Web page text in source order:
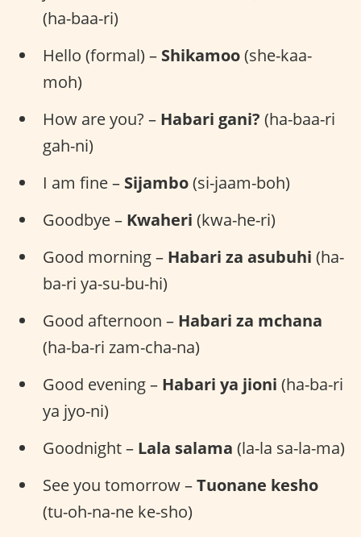
(ha-baa-ri)
Hello (formal) – Shikamoo(she-kaa-
moh)
How are you? – Habari gani? (ha-baa-ri
gah-ni)
I am fine – Sijambo(si-jaam-boh)
Goodbye – Kwaheri (kwa-he-ri)
Good morning – Habari za asubuhi (ha-
ba-ri ya-su-bu-hi)
Good afternoon – Habari za mchana
(ha-ba-ri zam-cha-na)
Good evening – Habari ya jioni (ha-ba-ri
ya jyo-ni)
Goodnight – Lala salama (la-la sa-la-ma)
See you tomorrow –Tuonane kesho
(tu-oh-na-ne ke-sho)